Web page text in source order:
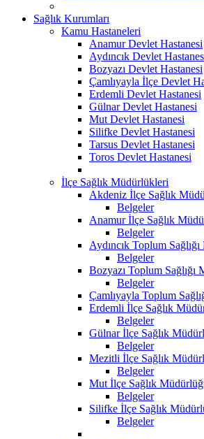
Sağlık Kurumları
Kamu Hastaneleri
Anamur Devlet Hastanesi
Aydıncık Devlet
Bozyazı Devlet Hastanesi
Çamlıyayla İlçe Devlet
Erdemli Devlet Hastanesi
Gülnar Devlet Hastanesi
Mut Devlet Hastanesi
Silifke Devlet Hastanesi
Tarsus Devlet Hastanesi
Toros Devlet Hastanesi
İlçe Sağlık Müdürlükleri
Akdeniz İlçe Sağlık
Belgeler
Anamur İlçe Sağlık
Belgeler
Aydıncık Toplum
Belgeler
Bozyazı Toplum Sağlığı
Belgeler
Çamlıyayla Toplum
Erdemli İlçe Sağlık
Belgeler
Gülnar İlçe Sağlık
Belgeler
Mezitli İlçe Sağlık
Belgeler
Mut İlçe Sağlık
Belgeler
Silifke İlçe Sağlık
Belgeler